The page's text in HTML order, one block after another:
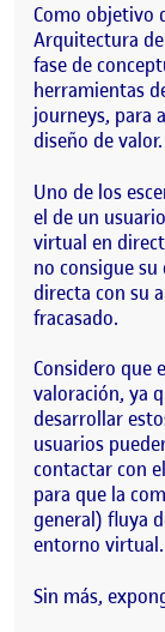
Como objetivo
Arquitectura
fase de
herramientas
journeys, para
diseño de valor.
Uno de los
el de un
virtual en
no consigue
directa con su
fracasado.
Considero que
valoración, ya
desarrollar
usuarios
contactar con
para que la
general) fluya
entorno virtual.
Sin más,